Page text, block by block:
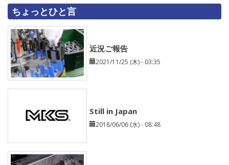
ちょっとひと言
近況ご報告
2021/11/25 (木) - 03:35
Still in Japan
2018/06/06 (水) - 08:48